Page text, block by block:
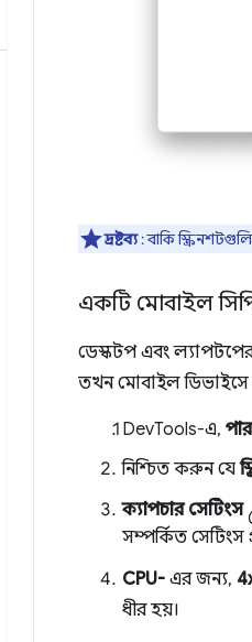
দ্রষ্টব্য: বাকি
একটি মোবাইল
ডেস্কটপ এবং
তখন মোবাইল
DevTools-এ,
নিশ্চিত করুন যে
ক্যাপচার সেটিংস
সম্পর্কিত সেটিংস
CPU- এর জন্য,
ধীর হয়।